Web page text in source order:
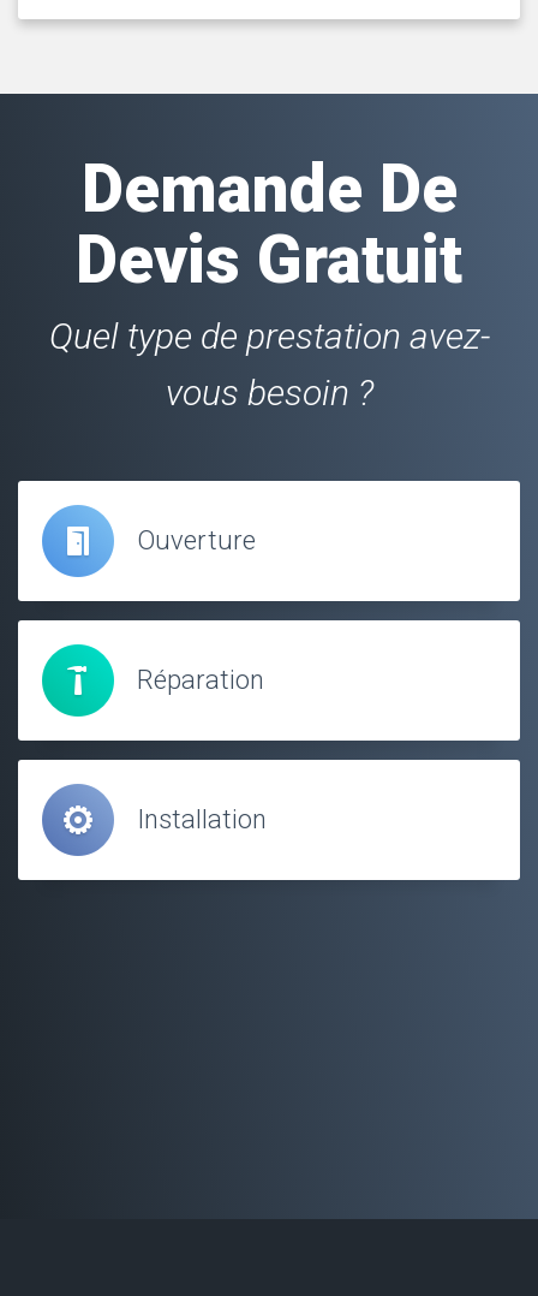
Demande De
Devis Gratuit
Quel type de prestation avez-
vous besoin ?
Ouverture
Réparation
Installation